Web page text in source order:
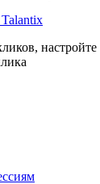
Talantix
настройте